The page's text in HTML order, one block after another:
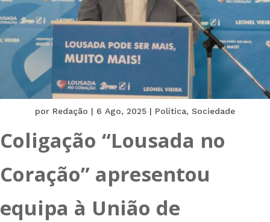
por Redação | 6 Ago, 2025 | Política, Sociedade
Coligação “Lousada no
Coração” apresentou
equipa à União de